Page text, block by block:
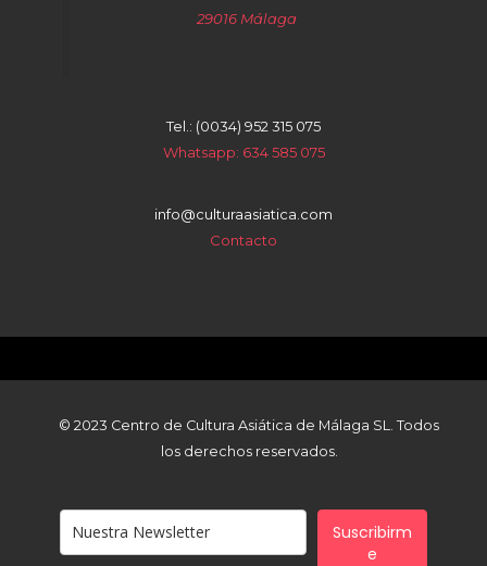
29016 Málaga
Tel.: (0034) 952 315 075
Whatsapp: 634 585 075
info@culturaasiatica.com
Contacto
© 2023 Centro de Cultura Asiática de Málaga SL. Todos
los derechos reservados.
Suscribirm
e